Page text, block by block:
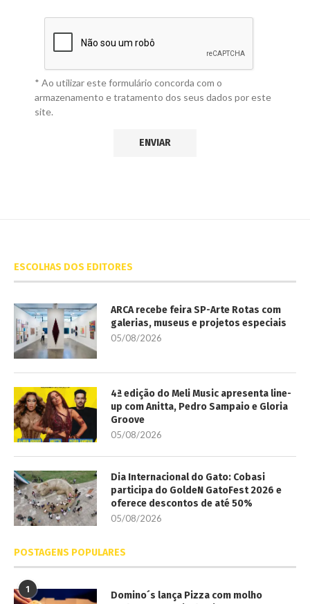
* Ao utilizar este formulário concorda com o
armazenamento e tratamento dos seus dados por este
site.
ESCOLHAS DOS EDITORES
ARCA recebe feira SP-Arte Rotas com
galerias, museus e projetos especiais
05/08/2026
4ª edição do Meli Music apresenta line-
up com Anitta, Pedro Sampaio e Gloria
Groove
05/08/2026
Dia Internacional do Gato: Cobasi
participa do GoldeN GatoFest 2026 e
oferece descontos de até 50%
05/08/2026
POSTAGENS POPULARES
1
Domino´s lança Pizza com molho